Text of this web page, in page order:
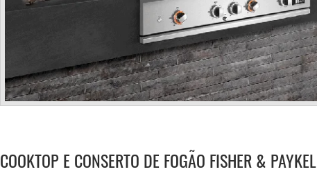
COOKTOP E CONSERTO DE FOGÃO FISHER & PAYKEL